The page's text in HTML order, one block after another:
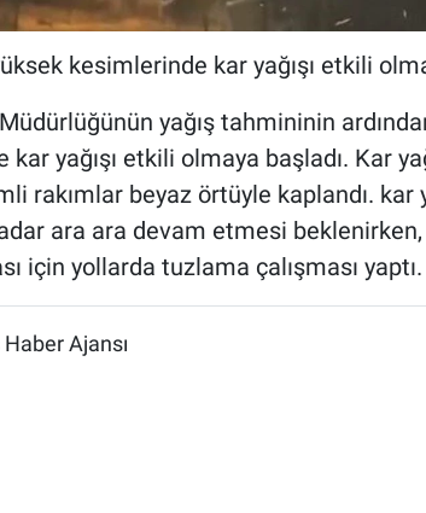
yüksek kesimlerinde kar yağışı etkili
yağış tahmininin ardından
yağışı etkili olmaya başladı. Kar
rakımlar beyaz örtüyle kaplandı. kar
ara ara devam etmesi
için yollarda tuzlama çalışması yaptı.
Ajansı